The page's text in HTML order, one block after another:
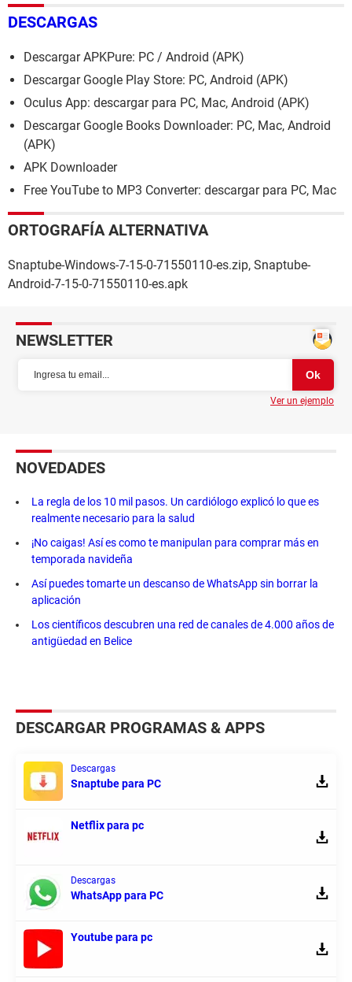
DESCARGAS
Descargar APKPure: PC / Android (APK)
Descargar Google Play Store: PC, Android (APK)
Oculus App: descargar para PC, Mac, Android (APK)
Descargar Google Books Downloader: PC, Mac, Android
(APK)
APK Downloader
Free YouTube to MP3 Converter: descargar para PC, Mac
ORTOGRAFÍA ALTERNATIVA
Snaptube-Windows-7-15-0-71550110-es.zip, Snaptube-
Android-7-15-0-71550110-es.apk
NEWSLETTER
Ver un ejemplo
NOVEDADES
La regla de los 10 mil pasos. Un cardiólogo explicó lo que es
realmente necesario para la salud
¡No caigas! Así es como te manipulan para comprar más en
temporada navideña
Así puedes tomarte un descanso de WhatsApp sin borrar la
aplicación
Los científicos descubren una red de canales de 4.000 años de
antigüedad en Belice
DESCARGAR PROGRAMAS & APPS
Descargas
Snaptube para PC
Netflix para pc
Descargas
WhatsApp para PC
Youtube para pc